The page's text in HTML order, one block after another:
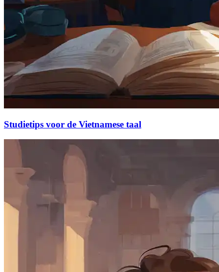
Studietips voor de Vietnamese taal